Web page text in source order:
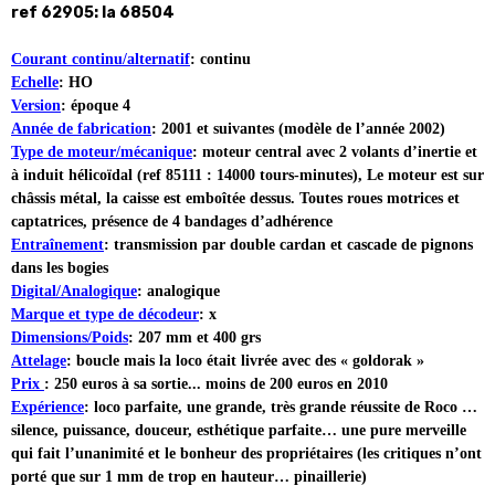
ref 62905: la 68504
Courant continu/alternatif: continu
Echelle: HO
Version: époque 4
Année de fabrication: 2001 et suivantes (modèle de l’année 2002)
Type de moteur/mécanique: moteur central avec 2 volants d’inertie et
à induit hélicoïdal (ref 85111 : 14000 tours-minutes), Le moteur est sur
châssis métal, la caisse est emboîtée dessus. Toutes roues motrices et
captatrices, présence de 4 bandages d’adhérence
Entraînement: transmission par double cardan et cascade de pignons
dans les bogies
Digital/Analogique: analogique
Marque et type de décodeur: x
Dimensions/Poids: 207 mm et 400 grs
Attelage: boucle mais la loco était livrée avec des « goldorak »
Prix : 250 euros à sa sortie... moins de 200 euros en 2010
Expérience: loco parfaite, une grande, très grande réussite de Roco …
silence, puissance, douceur, esthétique parfaite… une pure merveille
qui fait l’unanimité et le bonheur des propriétaires (les critiques n’ont
porté que sur 1 mm de trop en hauteur… pinaillerie)